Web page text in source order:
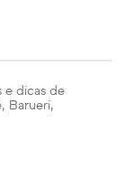
e dicas de
Barueri,